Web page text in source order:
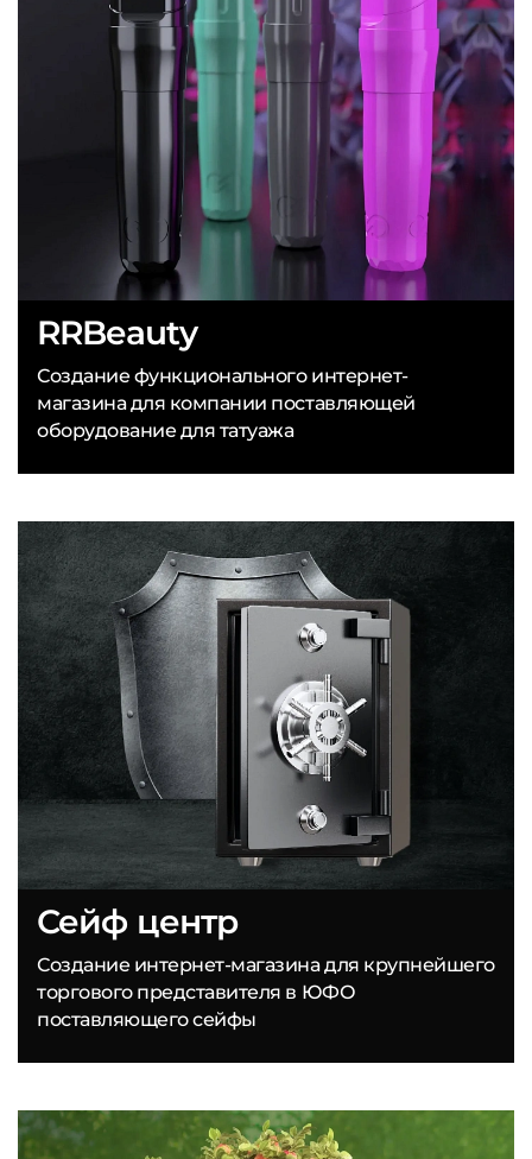
RRBeauty
Создание функционального интернет-
магазина для компании поставляющей
оборудование для татуажа
Сейф центр
Создание интернет-магазина для крупнейшего
торгового представителя в ЮФО
поставляющего сейфы